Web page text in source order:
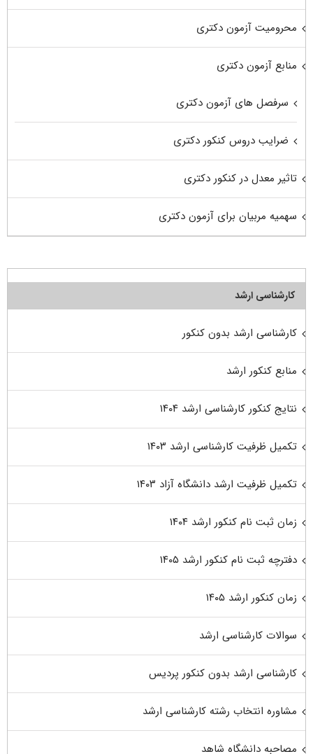
محرومیت آزمون دکتری
منابع آزمون دکتری
سرفصل های آزمون دکتری
ضرایب دروس کنکور دکتری
تاثیر معدل در کنکور دکتری
سهمیه مربیان برای آزمون دکتری
کارشناسی ارشد
کارشناسی ارشد بدون کنکور
منابع کنکور ارشد
نتایج کنکور کارشناسی ارشد ۱۴۰۴
تکمیل ظرفیت کارشناسی ارشد ۱۴۰۳
تکمیل ظرفیت ارشد دانشگاه آزاد ۱۴۰۳
زمان ثبت نام کنکور ارشد ۱۴۰۴
دفترچه ثبت نام کنکور ارشد ۱۴۰۵
زمان کنکور ارشد ۱۴۰۵
سوالات کارشناسی ارشد
کارشناسی ارشد بدون کنکور پردیس
مشاوره انتخاب رشته کارشناسی ارشد
مصاحبه دانشگاه شاهد